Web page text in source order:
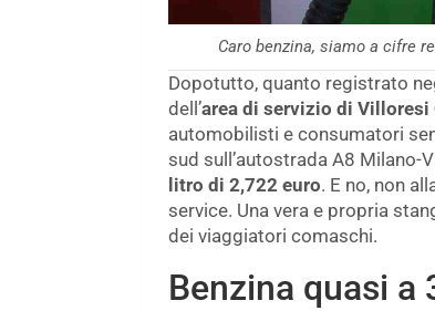
Caro benzina, siamo a cifre
Dopotutto, quanto registrato
dell’area di servizio di Villoresi
automobilisti e consumatori
sud sull’autostrada A8 Milano-
litro di 2,722 euro. E no, non
service. Una vera e propria
dei viaggiatori comaschi.
Benzina quasi a